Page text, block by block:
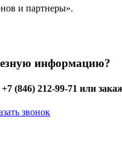
и партнеры».
информацию?
(846) 212-99-71 или
звонок